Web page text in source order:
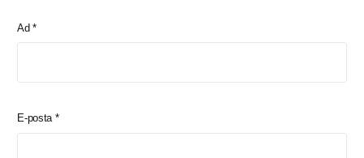
Ad*
E-posta *